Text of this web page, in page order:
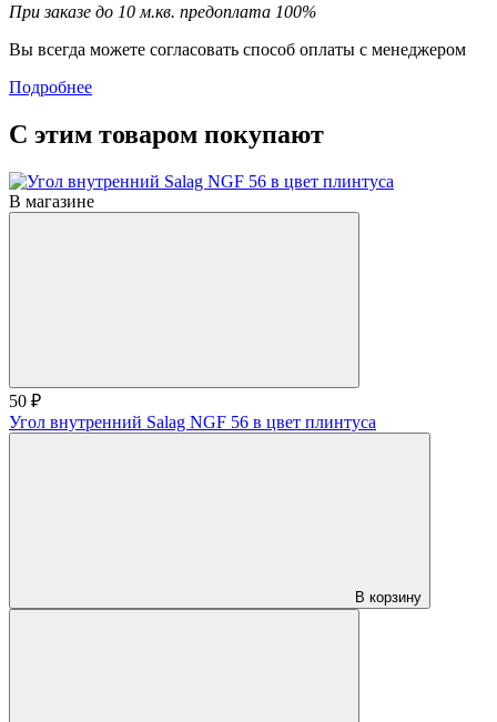
При заказе до 10 м.кв. предоплата 100%
Вы всегда можете согласовать способ оплаты с менеджером
Подробнее
С этим товаром покупают
В магазине
50 ₽
Угол внутренний Salag NGF 56 в цвет плинтуса
В корзину